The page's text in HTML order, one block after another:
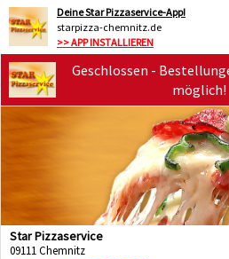
Deine Star Pizzaservice-App!
starpizza-chemnitz.de
>> APP INSTALLIEREN
Geschlossen -
möglich!
Star Pizzaservice
09111 Chemnitz